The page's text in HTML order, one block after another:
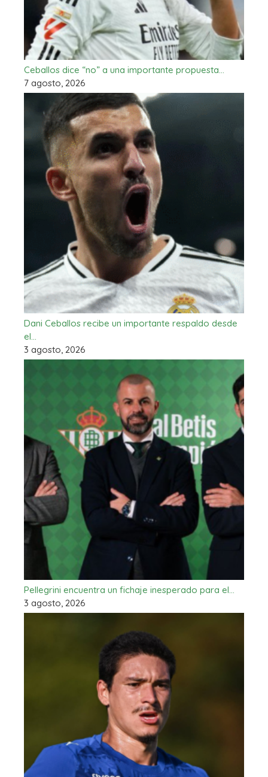
Ceballos dice “no” a una importante propuesta…
7 agosto, 2026
Dani Ceballos recibe un importante respaldo desde
el…
3 agosto, 2026
Pellegrini encuentra un fichaje inesperado para el…
3 agosto, 2026